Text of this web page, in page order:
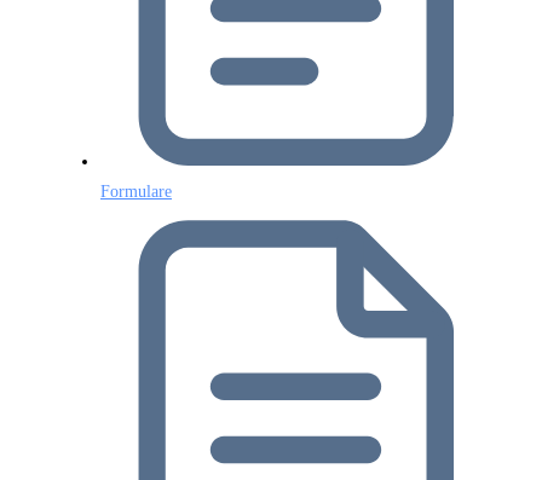
Formulare